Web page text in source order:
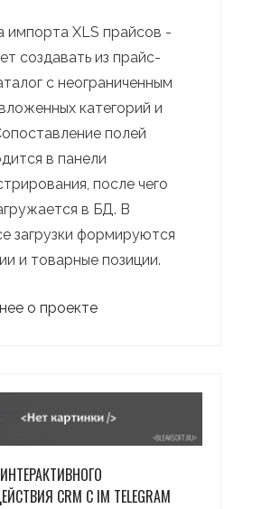
импорта XLS прайсов -
создавать из прайс-
с неограниченным
категорий и
полей
в панели
после чего
в БД. В
загрузки формируются
и товарные позиции.
о проекте
CRM С IM TELEGRAM